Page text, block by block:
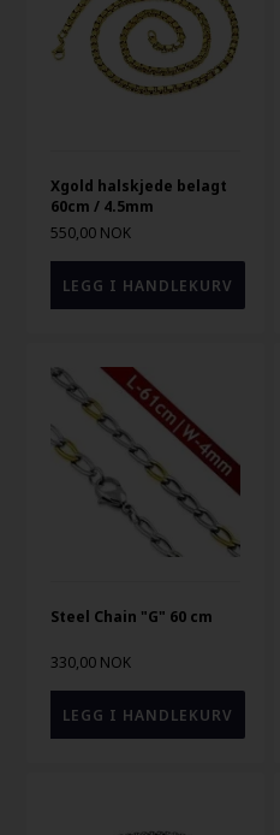
Xgold halskjede belagt
60cm / 4.5mm
550,00 NOK
Steel Chain "G" 60 cm
330,00 NOK